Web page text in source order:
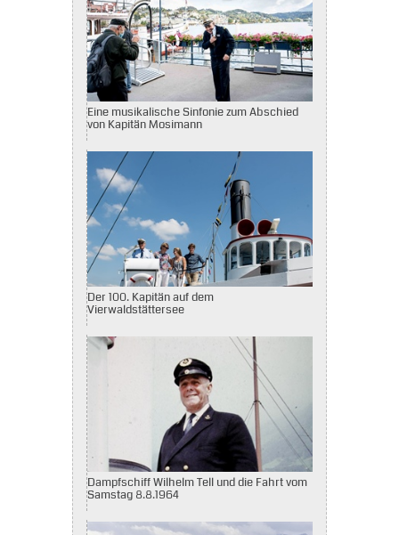
Eine musikalische Sinfonie zum Abschied
von Kapitän Mosimann
Der 100. Kapitän auf dem
Vierwaldstättersee
Dampfschiff Wilhelm Tell und die Fahrt vom
Samstag 8.8.1964